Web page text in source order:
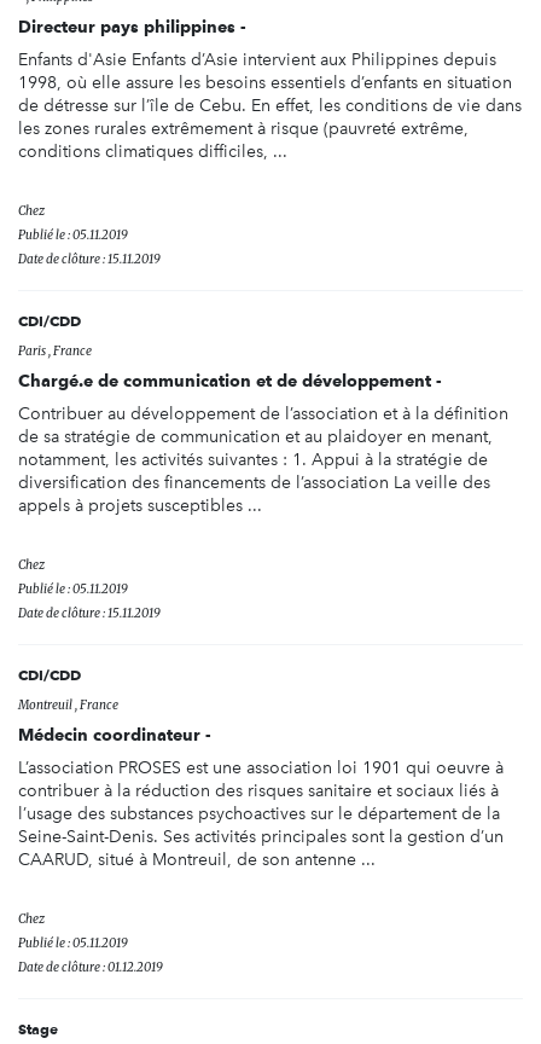
Directeur pays philippines -
Enfants d'Asie Enfants d’Asie intervient aux Philippines depuis
1998, où elle assure les besoins essentiels d’enfants en situation
de détresse sur l’île de Cebu. En effet, les conditions de vie dans
les zones rurales extrêmement à risque (pauvreté extrême,
conditions climatiques difficiles, ...
Chez
Publié le : 05.11.2019
Date de clôture : 15.11.2019
CDI/CDD
Paris , France
Chargé.e de communication et de développement -
Contribuer au développement de l’association et à la définition
de sa stratégie de communication et au plaidoyer en menant,
notamment, les activités suivantes : 1. Appui à la stratégie de
diversification des financements de l’association La veille des
appels à projets susceptibles ...
Chez
Publié le : 05.11.2019
Date de clôture : 15.11.2019
CDI/CDD
Montreuil , France
Médecin coordinateur -
L’association PROSES est une association loi 1901 qui oeuvre à
contribuer à la réduction des risques sanitaire et sociaux liés à
l’usage des substances psychoactives sur le département de la
Seine-Saint-Denis. Ses activités principales sont la gestion d’un
CAARUD, situé à Montreuil, de son antenne ...
Chez
Publié le : 05.11.2019
Date de clôture : 01.12.2019
Stage